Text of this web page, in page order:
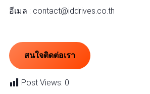
อีเมล : contact@iddrives.co.th
สนใจติดต่อเรา
Post Views: 0